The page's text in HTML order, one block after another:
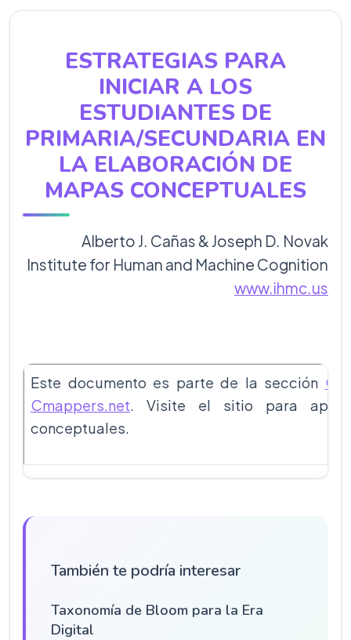
ESTRATEGIAS PARA
INICIAR A LOS
ESTUDIANTES DE
PRIMARIA/SECUNDARIA EN
LA ELABORACIÓN DE
MAPAS CONCEPTUALES
Alberto J. Cañas & Joseph D. Novak
Institute for Human and Machine Cognition
www.ihmc.us
Este documento es parte de la sección
Cmappers.net. Visite el sitio para
conceptuales.
También te podría interesar
Taxonomía de Bloom para la Era
Digital